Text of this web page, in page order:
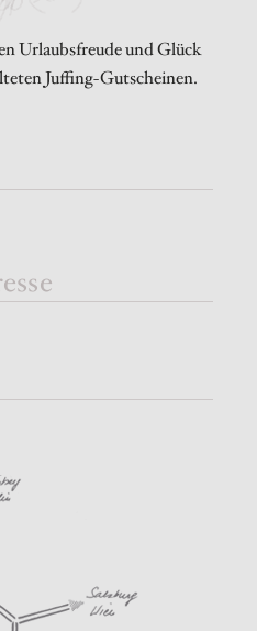
Urlaubsfreude und Glück
Juffing-Gutscheinen.